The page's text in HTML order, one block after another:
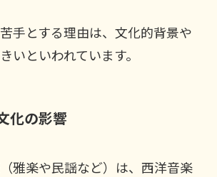
手とする理由は、文化的背景や
いといわれています。
化の影響
雅楽や民謡など）は、西洋音楽